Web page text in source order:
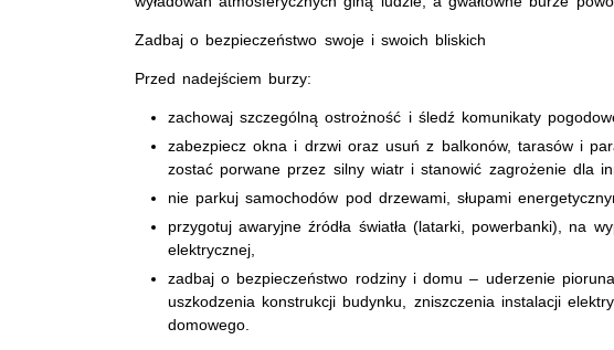
Zadbaj o bezpieczeństwo swoje i swoich bliskich
Przed nadejściem burzy:
zachowaj szczególną ostrożność i śledź komunikaty
zabezpiecz okna i drzwi oraz usuń z balkonów, tarasów i
zostać porwane przez silny wiatr i stanowić zagrożenie dla
nie parkuj samochodów pod drzewami, słupami
przygotuj awaryjne źródła światła (latarki, powerbanki), na
elektrycznej,
zadbaj o bezpieczeństwo rodziny i domu – uderzenie
uszkodzenia konstrukcji budynku, zniszczenia instalacji
domowego.